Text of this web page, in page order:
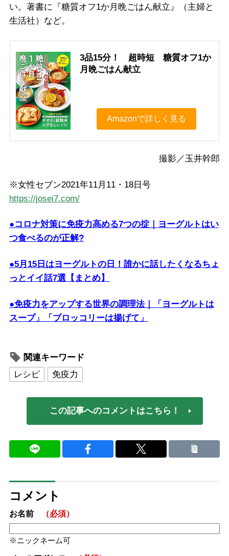
い。著書に『糖質オフ1か月晩ごはん献立』（主婦と
生活社）など。
3品15分！ 超時短 糖質オフ1か
月晩ごはん献立
Amazonで詳しく見る
撮影／玉井幹郎
※女性セブン2021年11月11・18日号
https://josei7.com/
●コロナ対策に免疫力高める7つの掟｜ヨーグルトはい
つ食べるのが正解?
●5月15日はヨーグルトの日！誰かに話したくなるちょ
っとイイ話7選【まとめ】
●免疫力をアップする世界の調理法｜「ヨーグルトは
スープ」「ブロッコリーは揚げて」
関連キーワード
レシピ
免疫力
この記事へのコメントはこちら！
コメント
お名前 （必須）
ニックネーム可